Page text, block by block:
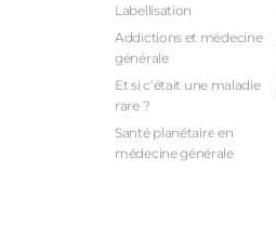
Labellisation
Addictions et médecine
générale
Et si c’était une maladie
rare ?
Santé planétaire en
médecine générale